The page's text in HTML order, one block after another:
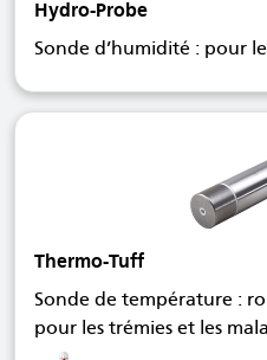
Hydro-Probe
Sonde d’humidité : pour
Thermo-Tuff
Sonde de température :
pour les trémies et les